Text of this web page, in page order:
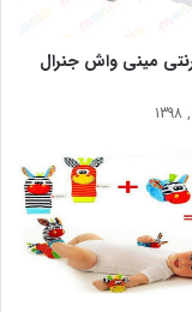
مینی واش جنرال